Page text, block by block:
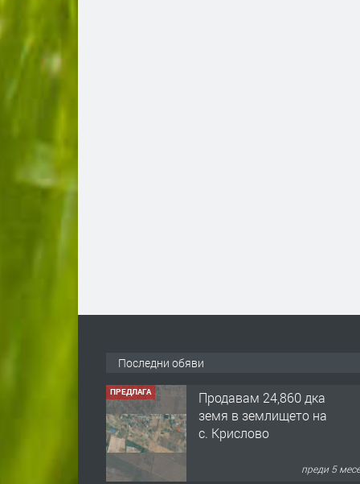
Последни обяви
ПРЕДЛАГА
122 м2- 3 стаен
апартамент супер
център Асеновград-
преди 3